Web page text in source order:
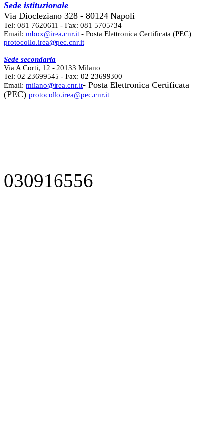
Sede istituzionale
Via Diocleziano 328 - 80124 Napoli
Tel: 081 7620611 - Fax: 081 5705734
Email: mbox@irea.cnr.it - Posta Elettronica Certificata (PEC)
protocollo.irea@pec.cnr.it
Sede secondaria
Via A Corti, 12 - 20133 Milano
Tel: 02 23699545 - Fax: 02 23699300
Email: milano@irea.cnr.it- Posta Elettronica Certificata
(PEC) protocollo.irea@pec.cnr.it
030916556